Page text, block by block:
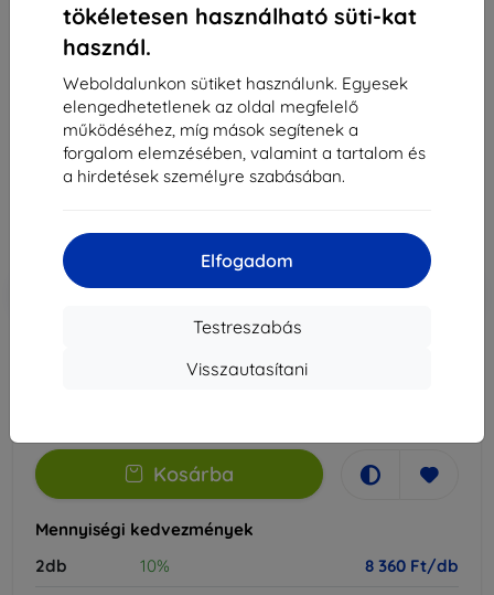
tökéletesen használható süti-kat
használ.
Weboldalunkon sütiket használunk. Egyesek
elengedhetetlenek az oldal megfelelő
működéséhez, míg mások segítenek a
forgalom elemzésében, valamint a tartalom és
a hirdetések személyre szabásában.
Elfogadom
Testreszabás
Visszautasítani
3mk Paper Feeling védőfólia Lenovo Tab K11-hez
Alkalmas: Lenovo Tab K11
9 290 Ft
8 360 Ft
Ár ÁFA nelkül6 583 Ft
-10% Kedvezmény kuponnalEXTRA10 Kosárba
Raktáron > 5 darab
Kosárba
Mennyiségi kedvezmények
2db
10% 8 360 Ft/db